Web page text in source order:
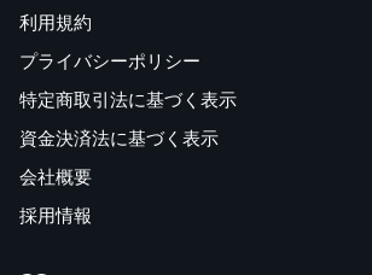
利用規約
プライバシーポリシー
特定商取引法に基づく表示
資金決済法に基づく表示
会社概要
採用情報